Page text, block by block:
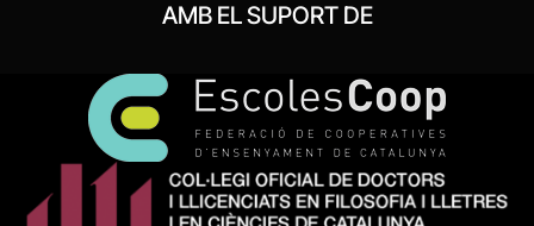
AMB EL SUPORT DE